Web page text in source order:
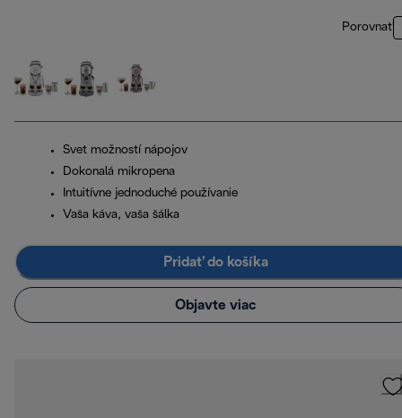
Porovnať
Svet možností nápojov
Dokonalá mikropena
Intuitívne jednoduché používanie
Vaša káva, vaša šálka
Pridať do košíka
Objavte viac